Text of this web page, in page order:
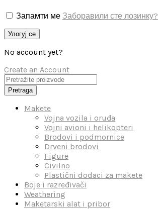
Запамти ме Заборавили сте лозинку?
Улогуј се
No account yet?
Create an Account
Pretraga
Makete
Vojna vozila i oruđa
Vojni avioni i helikopteri
Brodovi i podmornice
Drveni brodovi
Figure
Civilno
Plastični dodaci za makete
Boje i razređivači
Weathering
Maketarski alat i pribor